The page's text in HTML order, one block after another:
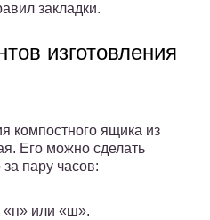
закладки.
изготовления
компостного ящика из
Его можно сделать
пару часов:
«п» или «ш».